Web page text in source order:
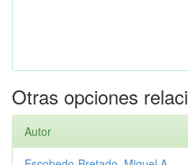
Otras opciones
Autor